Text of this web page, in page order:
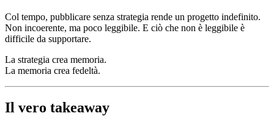
Col tempo, pubblicare senza strategia rende un progetto indefinito.
Non incoerente, ma poco leggibile. E ciò che non è leggibile è
difficile da supportare.
La strategia crea memoria.
La memoria crea fedeltà.
Il vero takeaway